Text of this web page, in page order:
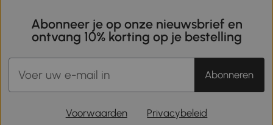
Abonneer je op onze nieuwsbrief en
ontvang 10% korting op je bestelling
Abonneren
Voorwaarden Privacybeleid